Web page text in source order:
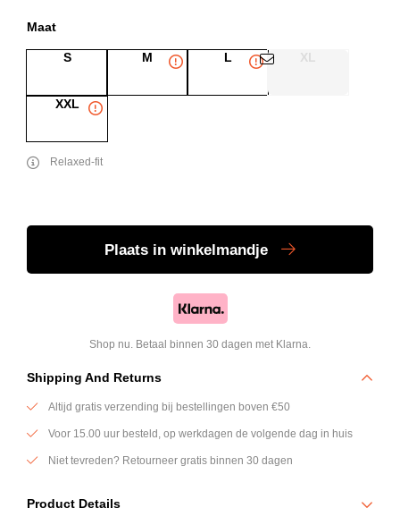
Maat
S M L XL
XXL
Relaxed-fit
Plaats in winkelmandje
Shop nu. Betaal binnen 30 dagen met Klarna.
Shipping And Returns
Altijd gratis verzending bij bestellingen boven €50
Voor 15.00 uur besteld, op werkdagen de volgende dag in huis
Niet tevreden? Retourneer gratis binnen 30 dagen
Product Details